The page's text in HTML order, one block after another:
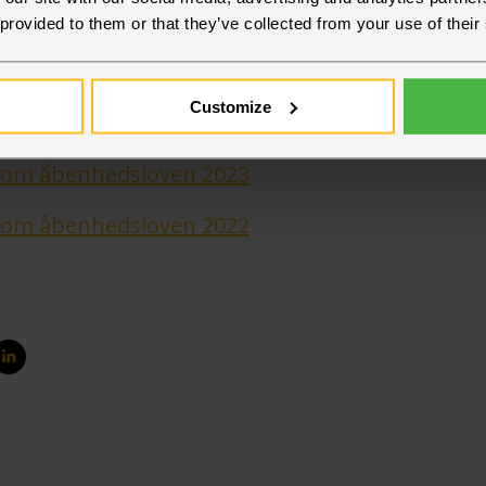
to them or that they’ve collected from your use of
Customize
om den norske åbenhedslov findes her
åbenhedsloven 2025
om åbenhedsloven 2024
åbenhedsloven 2023
åbenhedsloven 2022
DEL
PÅ